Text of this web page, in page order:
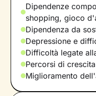
Dipendenze
shopping, gioco
Dipendenza da
Depressione e
Difficoltà legate
Percorsi di
Miglioramento